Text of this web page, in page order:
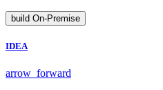
build On-Premise
IDEA
arrow_forward